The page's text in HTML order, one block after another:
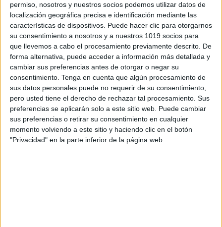
permiso, nosotros y nuestros socios podemos utilizar datos de
localización geográfica precisa e identificación mediante las
características de dispositivos. Puede hacer clic para otorgarnos
su consentimiento a nosotros y a nuestros 1019 socios para
que llevemos a cabo el procesamiento previamente descrito. De
forma alternativa, puede acceder a información más detallada y
cambiar sus preferencias antes de otorgar o negar su
consentimiento. Tenga en cuenta que algún procesamiento de
sus datos personales puede no requerir de su consentimiento,
pero usted tiene el derecho de rechazar tal procesamiento. Sus
preferencias se aplicarán solo a este sitio web. Puede cambiar
sus preferencias o retirar su consentimiento en cualquier
momento volviendo a este sitio y haciendo clic en el botón
"Privacidad" en la parte inferior de la página web.
Super KIT infantil-preescolar más de 130 páginas. La
educación infantil es una etapa crucial en la vida de
los niños, ya que es en esta etapa donde se sientan
las […]
SEGUIR LEYENDO
Buscar